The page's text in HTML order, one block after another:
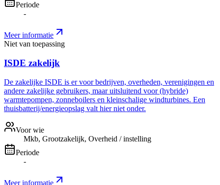
Periode
-
Meer informatie
Niet van toepassing
ISDE zakelijk
De zakelijke ISDE is er voor bedrijven, overheden, verenigingen en
andere zakelijke gebruikers, maar uitsluitend voor (hybride)
warmtepompen, zonneboilers en kleinschalige windturbines. Een
thuisbatterij/energieopslag valt hier niet onder.
Voor wie
Mkb, Grootzakelijk, Overheid / instelling
Periode
-
Meer informatie